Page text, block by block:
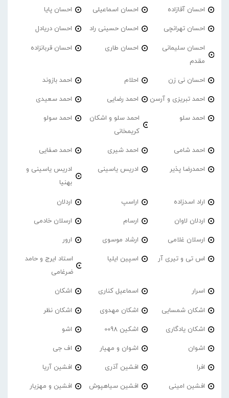
احسان آقازاده احسان اسماعیلی احسان پایا
احسان تهرانچی احسان حسینی راد احسان دریادل
احسان سلیمانی
مقدم
احسان طاری احسان قربانزاده
احسان نی زن احلام احمد بازوند
احمد تبریزی و آرسن احمد‌ رضایی احمد سعیدی
احمد سلو
احمد سلو و اشکان
کریمخانی
احمد سولو
احمد شامی احمد شیری احمد صفایی
احمدرضا پذیر ادریس یاسینی
ادریس یاسینی و
بهنیا
اراد اسدزاده اراسپ اردلان
اردلان لاوان ارسام ارسلان خادمی
ارسلان غلامی ارشاد موسوی ارور
اس تی و تیری آر اسپین ایلیا
استاد ایرج و حامد
ضرغامی
اسرار اسماعیل کناری اشکان
اشکان شمسایی اشکان مهدوی اشکان نظر
اشکان یادگاری اشکین 0098 اشو
اشوان اشوان و مهیار اف جی
افرا افشین آذری افشین آریا
افشین امینی افشین سیاهپوش افشین و مهزیار